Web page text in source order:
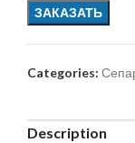
ЗАКАЗАТЬ
Categories:
Description